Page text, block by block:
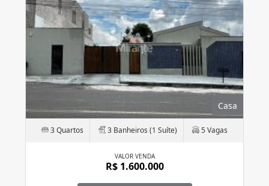
Casa
3 Quartos 3 Banheiros (1 Suíte) 5 Vagas
VALOR VENDA
R$ 1.600.000